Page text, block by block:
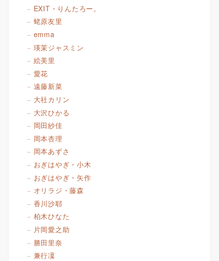
EXIT・りんたろー。
蛯原友里
emma
瑛茉ジャスミン
絵美里
愛花
遠藤新菜
大社カリン
大沢ひかる
岡田紗佳
岡本杏理
岡本あずさ
おぎはやぎ・小木
おぎはやぎ・矢作
オリラジ・藤森
香川沙耶
柏木ひなた
片岡愛之助
勝田里奈
兼行凜